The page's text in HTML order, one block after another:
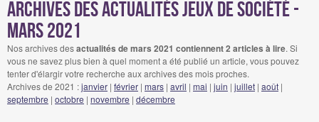
Archives des actualités jeux de société -
mars 2021
Nos archives desactualités de mars 2021 contiennent 2 articles à lire. Si
vous ne savez plus bien à quel moment a été publié un article, vous pouvez
tenter d'élargir votre recherche aux archives des mois proches.
Archives de 2021 :janvier | février | mars | avril | mai | juin | juillet | août |
septembre | octobre | novembre | décembre